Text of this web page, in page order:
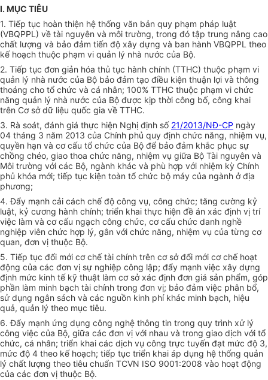
I. MỤC TIÊU
1. Tiếp tục hoàn thiện hệ thống văn bản quy phạm pháp luật
(VBQPPL) về tài nguyên và môi trường, trong đó tập trung nâng cao
chất lượng và bảo đảm tiến độ xây dựng và ban hành VBQPPL theo
kế hoạch thuộc phạm vi quản lý nhà nước của Bộ.
2. Tiếp tục đơn giản hóa thủ tục hành chính (TTHC) thuộc phạm vi
quản lý nhà nước của Bộ bảo đảm tạo điều kiện thuận lợi và thông
thoáng cho tổ chức và cá nhân; 100% TTHC thuộc phạm vi chức
năng quản lý nhà nước của Bộ được kịp thời công bố, công khai
trên Cơ sở dữ liệu quốc gia về TTHC.
3. Rà soát, đánh giá thực hiện Nghị định số 21/2013/NĐ-CP ngày
04 tháng 3 năm 2013 của Chính phủ quy định chức năng, nhiệm vụ,
quyền hạn và cơ cấu tổ chức của Bộ để bảo đảm khắc phục sự
chồng chéo, giao thoa chức năng, nhiệm vụ giữa Bộ Tài nguyên và
Môi trường với các Bộ, ngành khác và phù hợp với nhiệm kỳ Chính
phủ khóa mới; tiếp tục kiện toàn tổ chức bộ máy của ngành ở địa
phương;
4. Đẩy mạnh cải cách chế độ công vụ, công chức; tăng cường kỷ
luật, kỷ cương hành chính; triển khai thực hiện đề án xác định vị trí
việc làm và cơ cấu ngạch công chức, cơ cấu chức danh nghề
nghiệp viên chức hợp lý, gắn với chức năng, nhiệm vụ của từng cơ
quan, đơn vị thuộc Bộ.
5. Tiếp tục đổi mới cơ chế tài chính trên cơ sở đổi mới cơ chế hoạt
động của các đơn vị sự nghiệp công lập; đẩy mạnh việc xây dựng
định mức kinh tế kỹ thuật làm cơ sở xác định đơn giá sản phẩm, góp
phần làm minh bạch tài chính trong đơn vị; bảo đảm việc phân bổ,
sử dụng ngân sách và các nguồn kinh phí khác minh bạch, hiệu
quả, quản lý theo mục tiêu.
6. Đẩy mạnh ứng dụng công nghệ thông tin trong quy trình xử lý
công việc của Bộ, giữa các đơn vị với nhau và trong giao dịch với tổ
chức, cá nhân; triển khai các dịch vụ công trực tuyến đạt mức độ 3,
mức độ 4 theo kế hoạch; tiếp tục triển khai áp dụng hệ thống quản
lý chất lượng theo tiêu chuẩn TCVN ISO 9001:2008 vào hoạt động
của các đơn vị thuộc Bộ.